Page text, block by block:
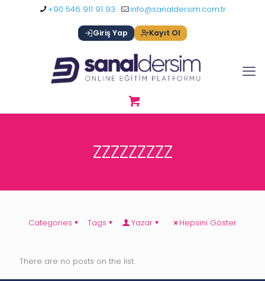
+90 546 911 91 93 info@sanaldersim.com.tr
Giriş Yap Kayıt Ol
ZZZZZZZZZ
Categories Tags Yazar Hepsini Göster
There are no posts on the list.